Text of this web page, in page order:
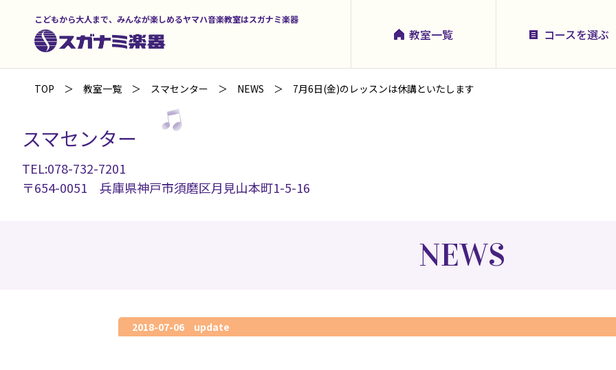
こどもから大人まで、みんなが楽しめるヤマハ音楽教室はスガナミ楽器
教室一覧 コースを選ぶ
TOP 教室一覧 スマセンター NEWS 7月6日(金)のレッスンは休講といたします
スマセンター
TEL:078-732-7201
〒654-0051 兵庫県神戸市須磨区月見山本町1-5-16
NEWS
2018-07-06 update